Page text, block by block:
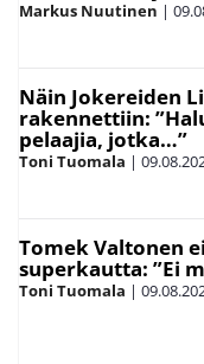
Markus Nuutinen |
Näin Jokereiden
rakennettiin:
pelaajia, jotka…”
Toni Tuomala |
Tomek Valtonen
superkautta: ”Ei
Toni Tuomala |